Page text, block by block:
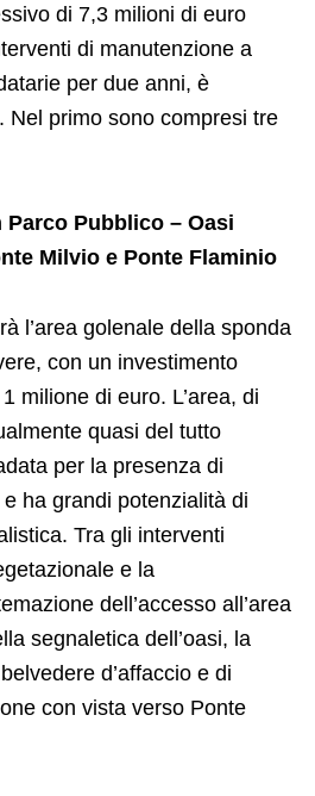
di 7,3 milioni di euro
di manutenzione a
per due anni, è
Nel primo sono compresi tre
Parco Pubblico – Oasi
Milvio e Ponte Flaminio
l’area golenale della sponda
con un investimento
milione di euro. L’area, di
quasi del tutto
per la presenza di
ha grandi potenzialità di
Tra gli interventi
e la
dell’accesso all’area
segnaletica dell’oasi, la
d’affaccio e di
con vista verso Ponte